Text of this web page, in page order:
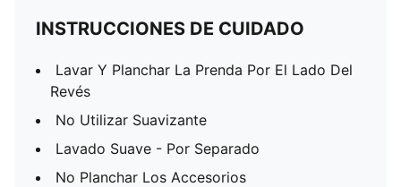
INSTRUCCIONES DE CUIDADO
Lavar Y Planchar La Prenda Por El Lado Del
Revés
No Utilizar Suavizante
Lavado Suave - Por Separado
No Planchar Los Accesorios